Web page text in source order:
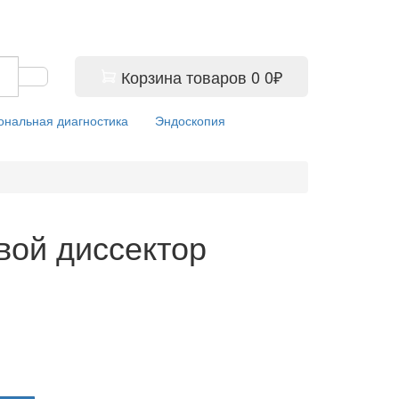
Корзина товаров 0 0₽
диагностика Эндоскопия
диссектор